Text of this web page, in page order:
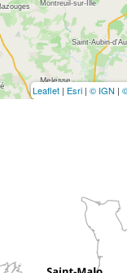
Leaflet | Esri | © IGN |